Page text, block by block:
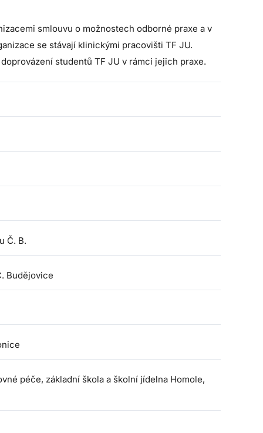
smlouvu o možnostech odborné praxe a v
se stávají klinickými pracovišti TF JU.
studentů TF JU v rámci jejich praxe.
Č. B.
Budějovice
péče, základní škola a školní jídelna Homole,